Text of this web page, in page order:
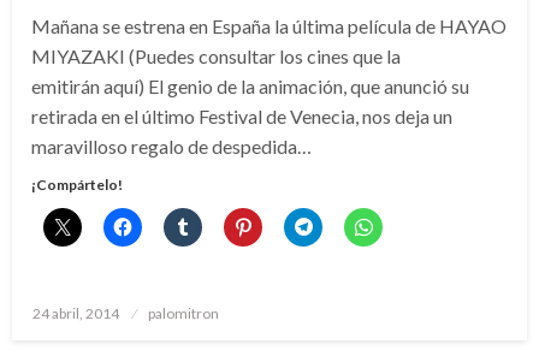
Mañana se estrena en España la última película de HAYAO
MIYAZAKI (Puedes consultar los cines que la
emitirán aquí) El genio de la animación, que anunció su
retirada en el último Festival de Venecia, nos deja un
maravilloso regalo de despedida…
¡Compártelo!
Publicado
24 abril, 2014 palomitron